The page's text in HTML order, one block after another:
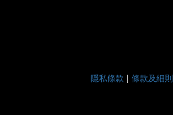
隱私條款 | 條款及細則